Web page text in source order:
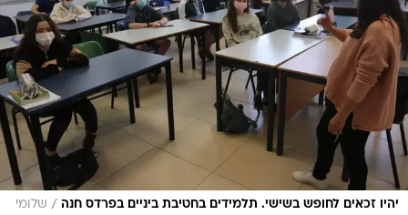
יהיו זכאים לחופש בשישי. תלמידים בחטיבת ביניים בפרדס חנה / שלומי